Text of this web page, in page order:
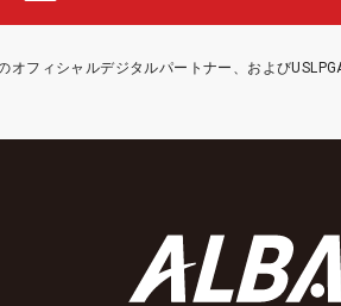
オフィシャルデジタルパートナー、および